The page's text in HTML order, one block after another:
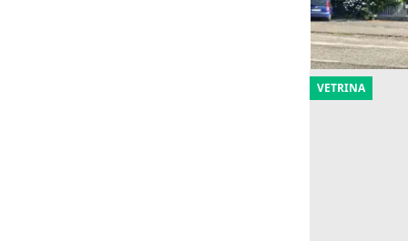
Barbarano
22/10/2026
VETRINA